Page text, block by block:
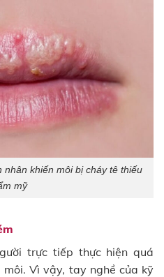
nhân khiến môi bị cháy tê thiếu
mỹ
trực tiếp thực hiện quá
Vì vậy, tay nghề của kỹ